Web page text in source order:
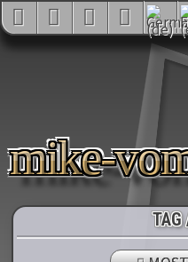
mike-
TAG